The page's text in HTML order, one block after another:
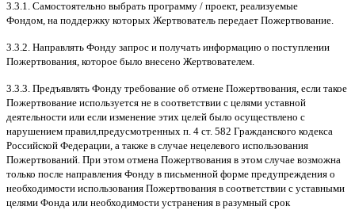
3.3.1. Самостоятельно выбрать программу / проект, реализуемые
Фондом, на поддержку которых Жертвователь передает Пожертвование.
3.3.2. Направлять Фонду запрос и получать информацию о поступлении
Пожертвования, которое было внесено Жертвователем.
3.3.3. Предъявлять Фонду требование об отмене Пожертвования, если такое
Пожертвование используется не в соответствии с целями уставной
деятельности или если изменение этих целей было осуществлено с
нарушением правил,предусмотренных п. 4 ст. 582 Гражданского кодекса
Российской Федерации, а также в случае нецелевого использования
Пожертвований. При этом отмена Пожертвования в этом случае возможна
только после направления Фонду в письменной форме предупреждения о
необходимости использования Пожертвования в соответствии с уставными
целями Фонда или необходимости устранения в разумный срок